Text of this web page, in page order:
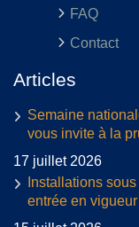
FAQ
Contact
Articles
Semaine
vous invite à la
17 juillet 2026
Installations
entrée en vigueur